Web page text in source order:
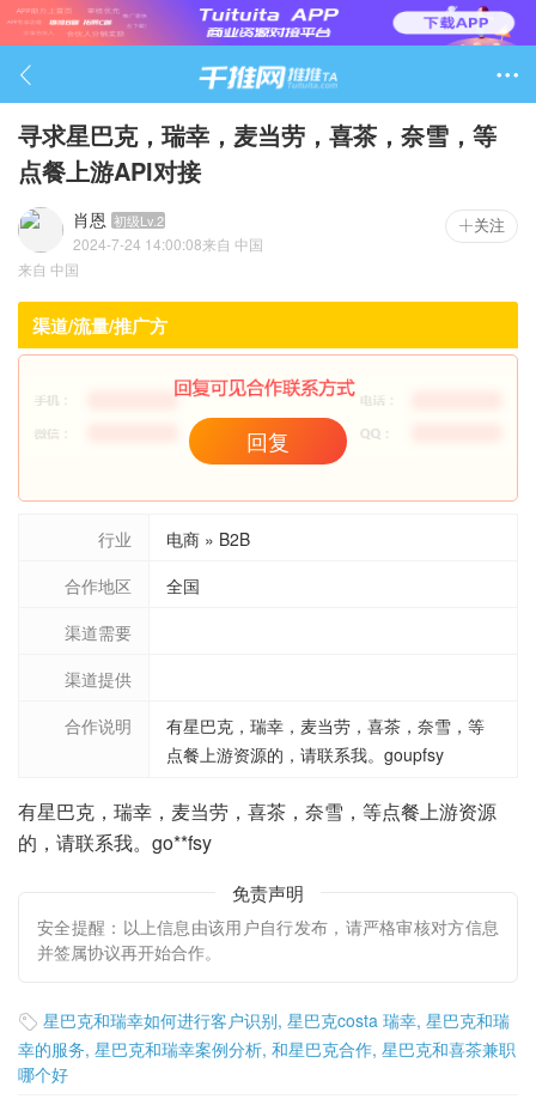

寻求星巴克，瑞幸，麦当劳，喜茶，奈雪，等
点餐上游API对接
肖恩 初级Lv.2
2024-7-24 14:00:08来自 中国
关注
来自 中国
渠道/流量/推广方
回复
行业
电商 » B2B
合作地区
全国
渠道需要
渠道提供
合作说明
有星巴克，瑞幸，麦当劳，喜茶，奈雪，等
点餐上游资源的，请联系我。goupfsy
有星巴克，瑞幸，麦当劳，喜茶，奈雪，等点餐上游资源
的，请联系我。go**fsy
免责声明
安全提醒：以上信息由该用户自行发布，请严格审核对方信息
并签属协议再开始合作。
 星巴克和瑞幸如何进行客户识别, 星巴克costa 瑞幸, 星巴克和瑞
幸的服务, 星巴克和瑞幸案例分析, 和星巴克合作, 星巴克和喜茶兼职
哪个好